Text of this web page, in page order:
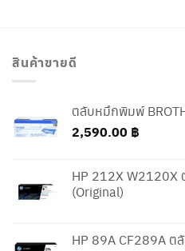
สินค้าขายดี
ตลับหมึกพิมพ์
2,590.00 ฿
HP 212X W2120X
(Original)
HP 89A CF289A ต